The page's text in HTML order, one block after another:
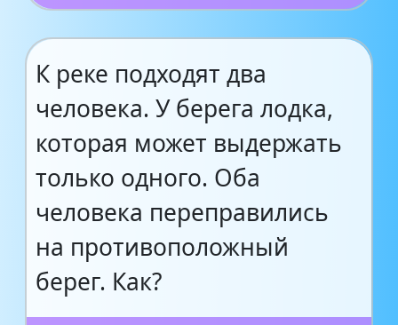
К реке подходят два
человека. У берега лодка,
которая может выдержать
только одного. Оба
человека переправились
на противоположный
берег. Как?